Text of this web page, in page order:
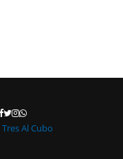
Tres Al Cubo